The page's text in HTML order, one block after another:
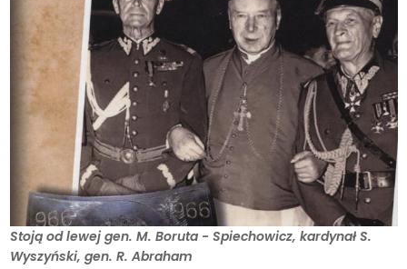
Stoją od lewej gen. M. Boruta - Spiechowicz, kardynał S.
Wyszyński, gen. R. Abraham